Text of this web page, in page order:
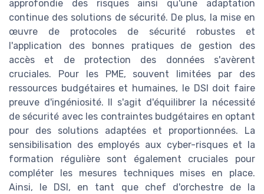
approfondie des risques ainsi qu'une adaptation
continue des solutions de sécurité. De plus, la mise en
œuvre de protocoles de sécurité robustes et
l'application des bonnes pratiques de gestion des
accès et de protection des données s'avèrent
cruciales. Pour les PME, souvent limitées par des
ressources budgétaires et humaines, le DSI doit faire
preuve d'ingéniosité. Il s'agit d'équilibrer la nécessité
de sécurité avec les contraintes budgétaires en optant
pour des solutions adaptées et proportionnées. La
sensibilisation des employés aux cyber-risques et la
formation régulière sont également cruciales pour
compléter les mesures techniques mises en place.
Ainsi, le DSI, en tant que chef d'orchestre de la